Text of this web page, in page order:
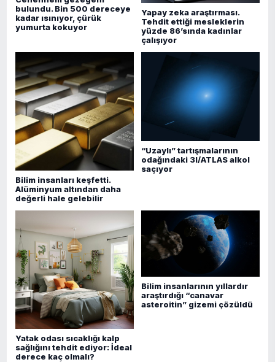
bulundu. Bin 500 dereceye
kadar ısınıyor, çürük
yumurta kokuyor
Yapay zeka araştırması.
Tehdit ettiği mesleklerin
yüzde 86’sında kadınlar
çalışıyor
Bilim insanları keşfetti.
Alüminyum altından daha
değerli hale gelebilir
“Uzaylı” tartışmalarının
odağındaki 3I/ATLAS alkol
saçıyor
Yatak odası sıcaklığı kalp
sağlığını tehdit ediyor: İdeal
derece kaç olmalı?
Bilim insanlarının yıllardır
araştırdığı “canavar
asteroitin” gizemi çözüldü